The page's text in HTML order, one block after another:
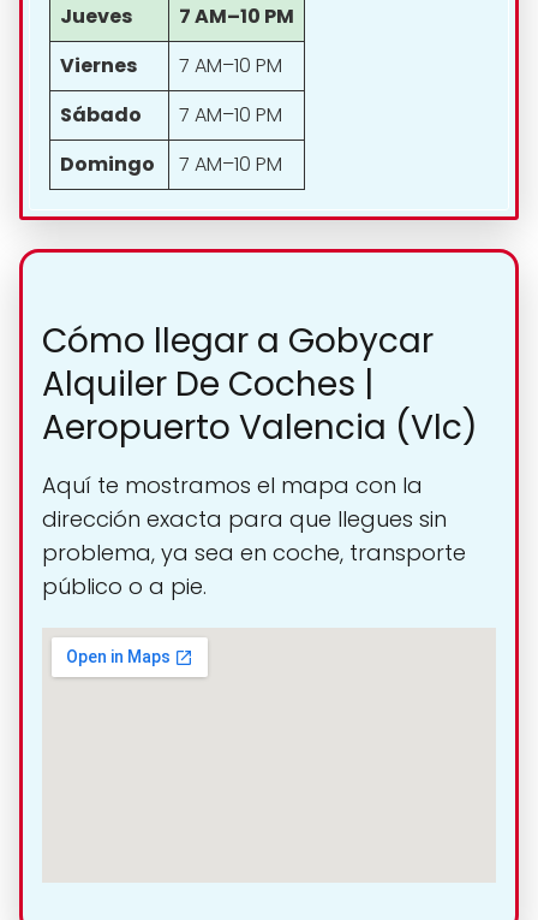
Jueves
7 AM–10 PM
Viernes
7 AM–10 PM
Sábado
7 AM–10 PM
Domingo
7 AM–10 PM
Cómo llegar a Gobycar
Alquiler De Coches |
Aeropuerto Valencia (Vlc)
Aquí te mostramos el mapa con la
dirección exacta para que llegues sin
problema, ya sea en coche, transporte
público o a pie.